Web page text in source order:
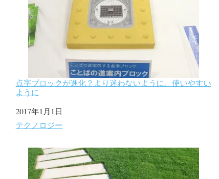
点字ブロックが進化？より迷わないように、使いやすい
ように
日付
2017年1月1日
関連理由
テクノロジー